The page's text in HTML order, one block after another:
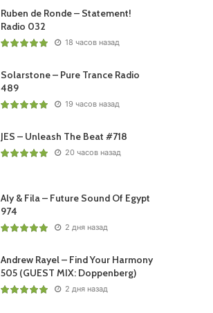
Ruben de Ronde – Statement!
Radio 032
18 часов назад
Solarstone – Pure Trance Radio
489
19 часов назад
JES – Unleash The Beat #718
20 часов назад
Aly & Fila – Future Sound Of Egypt
974
2 дня назад
Andrew Rayel – Find Your Harmony
505 (GUEST MIX: Doppenberg)
2 дня назад